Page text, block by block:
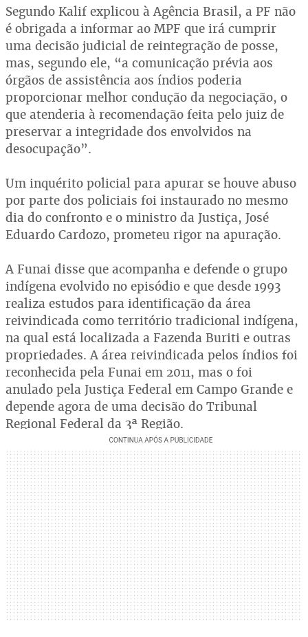
Segundo Kalif explicou à Agência Brasil, a PF não
é obrigada a informar ao MPF que irá cumprir
uma decisão judicial de reintegração de posse,
mas, segundo ele, “a comunicação prévia aos
órgãos de assistência aos índios poderia
proporcionar melhor condução da negociação, o
que atenderia à recomendação feita pelo juiz de
preservar a integridade dos envolvidos na
desocupação”.
Um inquérito policial para apurar se houve abuso
por parte dos policiais foi instaurado no mesmo
dia do confronto e o ministro da Justiça, José
Eduardo Cardozo, prometeu rigor na apuração.
A Funai disse que acompanha e defende o grupo
indígena evolvido no episódio e que desde 1993
realiza estudos para identificação da área
reivindicada como território tradicional indígena,
na qual está localizada a Fazenda Buriti e outras
propriedades. A área reivindicada pelos índios foi
reconhecida pela Funai em 2011, mas o foi
anulado pela Justiça Federal em Campo Grande e
depende agora de uma decisão do Tribunal
Regional Federal da 3ª Região.